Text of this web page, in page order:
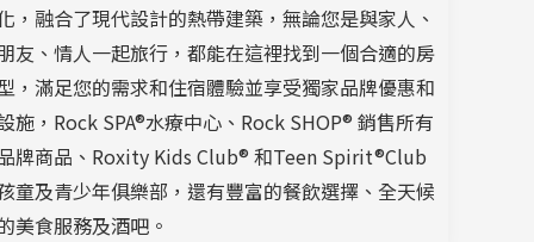
，融合了現代設計的熱帶建築，無論您是與家人、
友、情人一起旅行，都能在這裡找到一個合適的房
，滿足您的需求和住宿體驗並享受獨家品牌優惠和
施，Rock SPA®水療中心、Rock SHOP® 銷售所有
牌商品、Roxity Kids Club® 和Teen Spirit®Club
童及青少年俱樂部，還有豐富的餐飲選擇、全天候
美食服務及酒吧。